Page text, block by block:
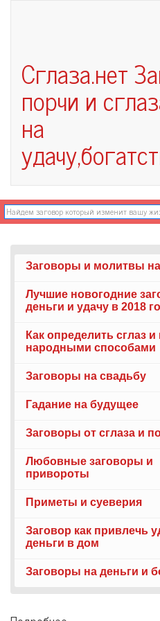
Сглаза.нет
порчи и
на
Заговоры и молитвы
Лучшие новогодние
деньги и удачу в 2018
Как определить сглаз и
народными способами
Заговоры на свадьбу
Гадание на будущее
Заговоры от сглаза и
Любовные заговоры и
привороты
Приметы и суеверия
Заговор как привлечь
деньги в дом
Заговоры на деньги и